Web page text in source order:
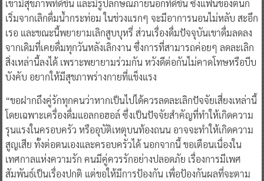
เขามีสุขภาพที่ดีขึ้น และมีรูปลักษณ์ภายนอกที่ดีขึ้น ซึ่งแฟนของตนก็
เริ่มจากเลิกดื่มน้ำกระท่อม ในช่วงแรกๆ จะมีอาการนอนไม่หลับ สะอึก
เรอ และขณะนี้พยายามเลิกสูบบุหรี่ ส่วนเรื่องดื่มปัจจุบันเขาดื่มลดลง
จากเดิมที่เคยดื่มทุกวันหลังเลิกงาน ซึ่งการที่สามารถค่อยๆ ลดละเลิก
สิ่งเหล่านี้ลงได้ เพราะพยายามร่วมกัน หวังดีต่อกันไม่คาดโทษหรือบีบ
บังคับ อยากให้มีสุขภาพร่างกายที่แข็งแรง
“ขอฝากถึงคู่รักทุกคนว่าหากเป็นไปได้ควรลดละเลิกปัจจัยเสี่ยงเหล่านี้
โดยเฉพาะเครื่องดื่มแอลกอฮอล์ ซึ่งเป็นปัจจัยสำคัญที่ทำให้เกิดความ
รุนแรงในครอบครัว หรืออุบัติเหตุบนท้องถนน อาจจะทำให้เกิดความ
สูญเสีย ทั้งต่อตนเองและครอบครัวได้ นอกจากนี้ ขอเตือนเนื่องใน
เทศกาลแห่งความรัก คนมีคู่ควรรักอย่างปลอดภัย เรื่องการมีเพศ
สัมพันธ์เป็นเรื่องปกติ แต่ขอให้มีการป้องกัน เพื่อป้องกันผลที่จะตาม